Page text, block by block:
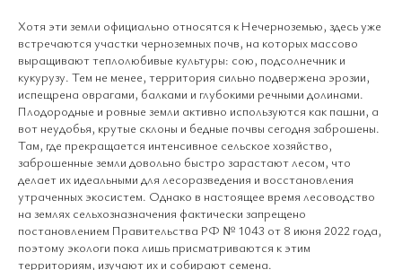
Хотя эти земли официально относятся к Нечерноземью, здесь уже
встречаются участки черноземных почв, на которых массово
выращивают теплолюбивые культуры: сою, подсолнечник и
кукурузу. Тем не менее, территория сильно подвержена эрозии,
испещрена оврагами, балками и глубокими речными долинами.
Плодородные и ровные земли активно используются как пашни, а
вот неудобья, крутые склоны и бедные почвы сегодня заброшены.
Там, где прекращается интенсивное сельское хозяйство,
заброшенные земли довольно быстро зарастают лесом, что
делает их идеальными для лесоразведения и восстановления
утраченных экосистем. Однако в настоящее время лесоводство
на землях сельхозназначения фактически запрещено
постановлением Правительства РФ № 1043 от 8 июня 2022 года,
поэтому экологи пока лишь присматриваются к этим
территориям, изучают их и собирают семена.